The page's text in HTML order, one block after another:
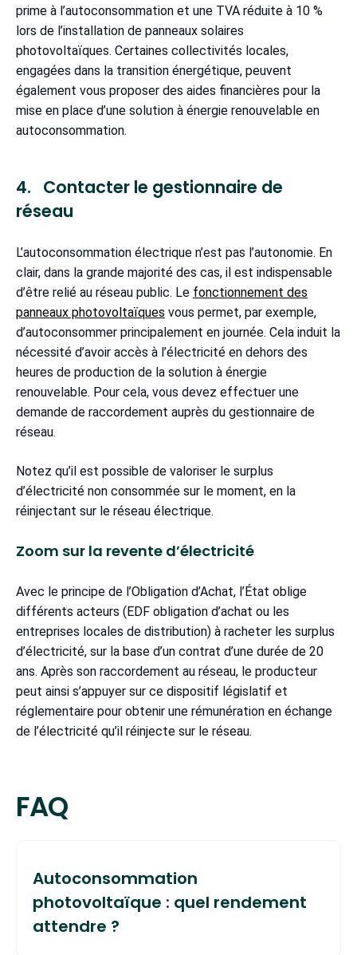
prime à l’autoconsommation et une TVA réduite à 10 %
lors de l’installation de panneaux solaires
photovoltaïques. Certaines collectivités locales,
engagées dans la transition énergétique, peuvent
également vous proposer des aides financières pour la
mise en place d’une solution à énergie renouvelable en
autoconsommation.
4. Contacter le gestionnaire de
réseau
L’autoconsommation électrique n’est pas l’autonomie. En
clair, dans la grande majorité des cas, il est indispensable
d’être relié au réseau public. Le fonctionnement des
panneaux photovoltaïques vous permet, par exemple,
d’autoconsommer principalement en journée. Cela induit la
nécessité d’avoir accès à l’électricité en dehors des
heures de production de la solution à énergie
renouvelable. Pour cela, vous devez effectuer une
demande de raccordement auprès du gestionnaire de
réseau.
Notez qu’il est possible de valoriser le surplus
d’électricité non consommée sur le moment, en la
réinjectant sur le réseau électrique.
Zoom sur la revente d’électricité
Avec le principe de l’Obligation d’Achat, l’État oblige
différents acteurs (EDF obligation d’achat ou les
entreprises locales de distribution) à racheter les surplus
d’électricité, sur la base d’un contrat d’une durée de 20
ans. Après son raccordement au réseau, le producteur
peut ainsi s’appuyer sur ce dispositif législatif et
réglementaire pour obtenir une rémunération en échange
de l’électricité qu’il réinjecte sur le réseau.
FAQ
Autoconsommation
photovoltaïque : quel rendement
attendre ?